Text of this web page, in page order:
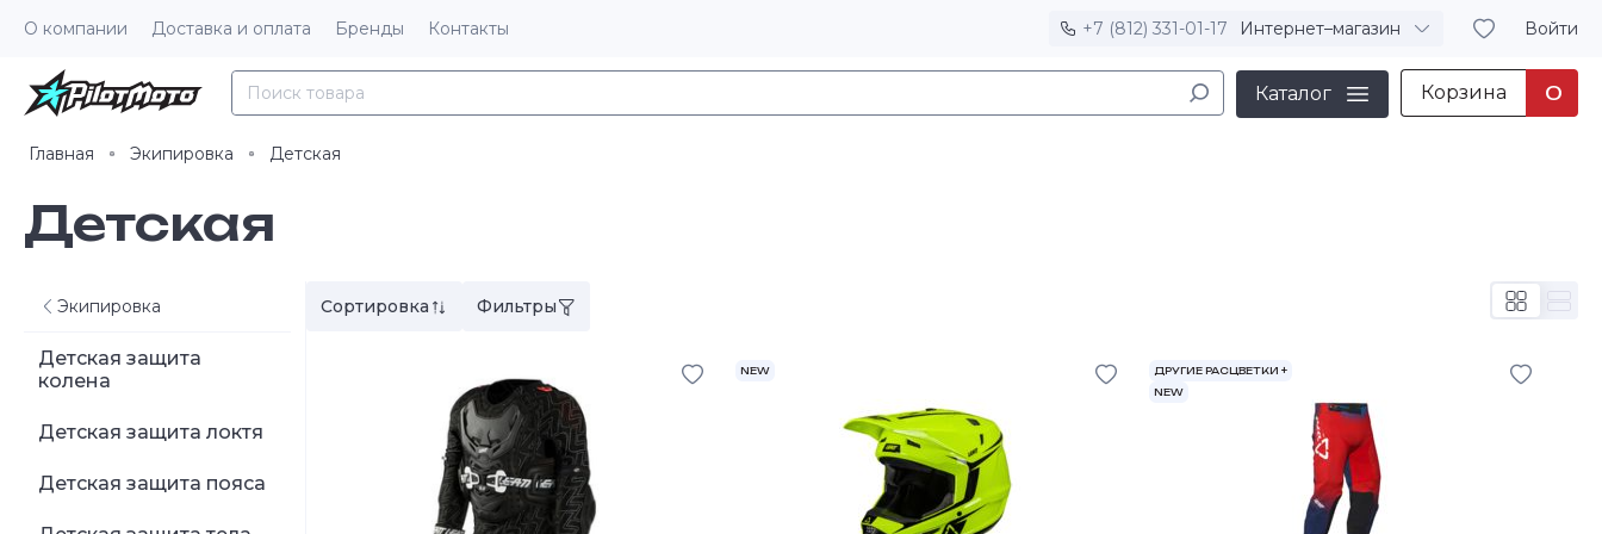
О компании Доставка и оплата Бренды Контакты +7 (812) 331-01-17 Интернет–магазин Войти
Каталог Корзина 0
Главная Экипировка Детская
Детская
Экипировка
Детская защита
колена
Детская защита локтя
Детская защита пояса
Сортировка Фильтры
NEW
ДРУГИЕ РАСЦВЕТКИ +
NEW